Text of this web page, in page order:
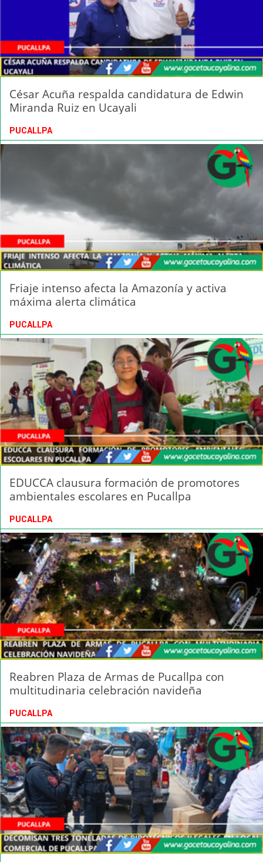
César Acuña respalda candidatura de Edwin
Miranda Ruiz en Ucayali
PUCALLPA
Friaje intenso afecta la Amazonía y activa
máxima alerta climática
PUCALLPA
EDUCCA clausura formación de promotores
ambientales escolares en Pucallpa
PUCALLPA
Reabren Plaza de Armas de Pucallpa con
multitudinaria celebración navideña
PUCALLPA